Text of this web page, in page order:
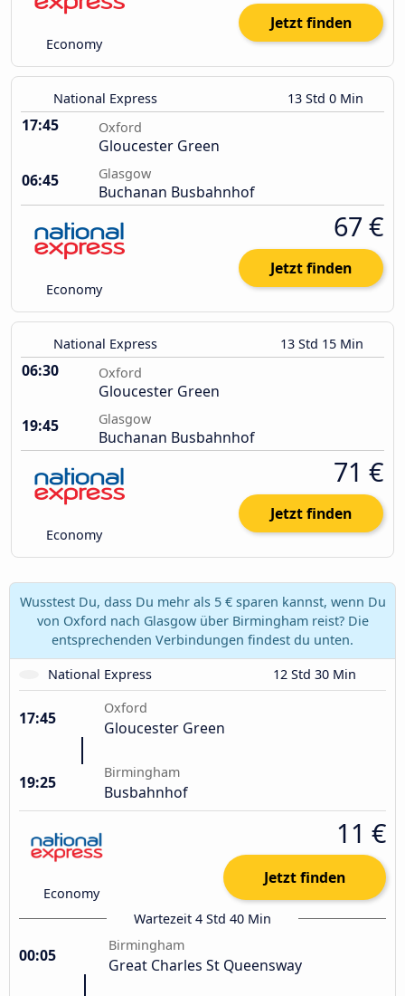
Economy
Jetzt finden
National Express 13 Std 0 Min
17:45 Oxford
Gloucester Green
06:45
Glasgow
Buchanan Busbahnhof
Economy
67 €
Jetzt finden
National Express 13 Std 15 Min
06:30 Oxford
Gloucester Green
19:45
Glasgow
Buchanan Busbahnhof
Economy
71 €
Jetzt finden
Wusstest Du, dass Du mehr als 5 € sparen kannst, wenn Du
von Oxford nach Glasgow über Birmingham reist? Die
entsprechenden Verbindungen findest du unten.
National Express
12 Std 30 Min
17:45
Oxford
Gloucester Green
19:25
Birmingham
Busbahnhof
Economy
11 €
Jetzt finden
Wartezeit 4 Std 40 Min
00:05
Birmingham
Great Charles St Queensway